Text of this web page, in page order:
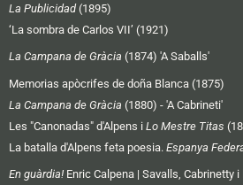
La Publicidad(1895)
‘La sombra de Carlos VII’ (1921)
La Campana de Gràcia (1874) 'A Saballs'
Memorias apòcrifes de doña Blanca (1875)
La Campana de Gràcia (1880) - 'A Cabrineti'
Les "Canonadas" d'Alpens i Lo Mestre Titas
La batalla d'Alpens feta poesia. Espanya
En guàrdia! Enric Calpena | Savalls, Cabrinetty